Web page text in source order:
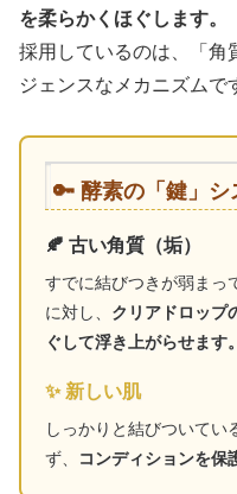
を柔らかくほぐします。
採用しているのは、「角
ジェンスなメカニズムで
🔑 酵素の「鍵」シ
🍂 古い角質（垢）
すでに結びつきが弱まっ
に対し、 クリアドロップ
ぐして浮き上がらせます。
✨ 新しい肌
しっかりと結びついてい
ず、 コンディションを保